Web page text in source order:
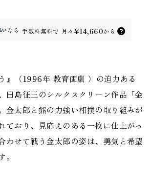
なら 手数料無料で 月々 ¥14,660から
』（1996年 教育画劇 ）の迫力ある
田島征三のシルクスクリーン作品「金
金太郎と熊の力強い相撲の取り組みが
ており、見応えのある一枚に仕上がっ
わせて戦う金太郎の姿は、勇気と希望